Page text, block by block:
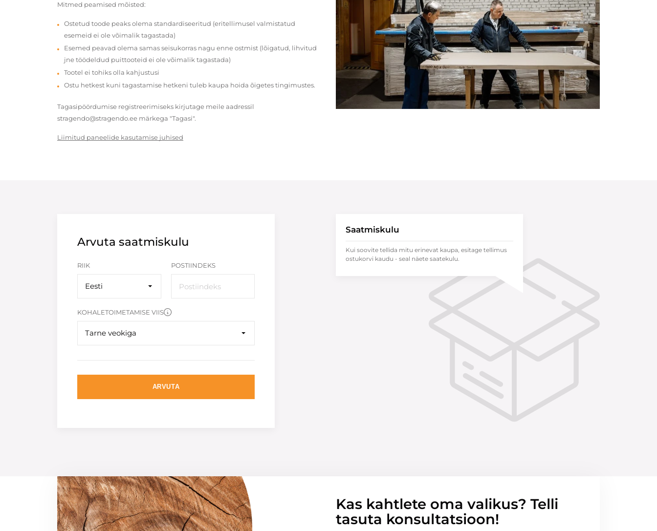
Mitmed peamised mõisted:
Ostetud toode peaks olema standardiseeritud (eritellimusel valmistatud
esemeid ei ole võimalik tagastada)
Esemed peavad olema samas seisukorras nagu enne ostmist (lõigatud, lihvitud
jne töödeldud puittooteid ei ole võimalik tagastada)
Tootel ei tohiks olla kahjustusi
Ostu hetkest kuni tagastamise hetkeni tuleb kaupa hoida õigetes tingimustes.
Tagasipöördumise registreerimiseks kirjutage meile aadressil
stragendo@stragendo.ee märkega "Tagasi".
Liimitud paneelide kasutamise juhised
Arvuta saatmiskulu
RIIK
Eesti
POSTIINDEKS
KOHALETOIMETAMISE VIIS
Tarne veokiga
ARVUTA
Saatmiskulu
Kui soovite tellida mitu erinevat kaupa, esitage tellimus
ostukorvi kaudu - seal näete saatekulu.
Kas kahtlete oma valikus? Telli
tasuta konsultatsioon!